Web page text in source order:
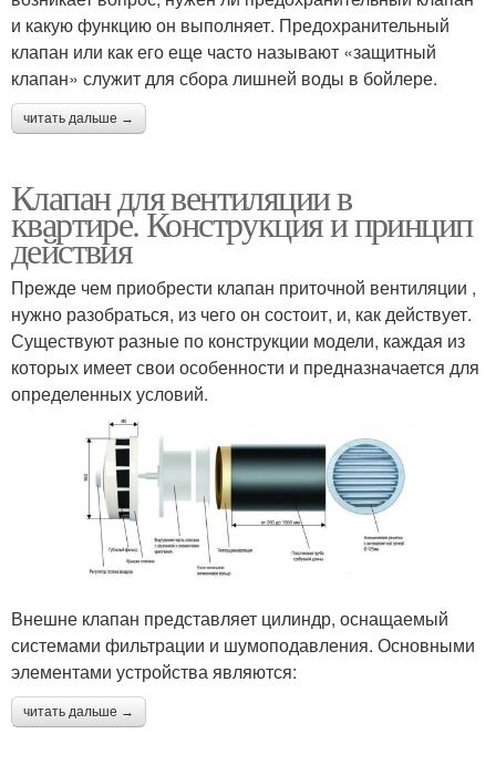
и какую функцию он выполняет. Предохранительный
клапан или как его еще часто называют «защитный
клапан» служит для сбора лишней воды в бойлере.
читать дальше →
Клапан для вентиляции в
квартире. Конструкция и принцип
действия
Прежде чем приобрести клапан приточной вентиляции ,
нужно разобраться, из чего он состоит, и, как действует.
Существуют разные по конструкции модели, каждая из
которых имеет свои особенности и предназначается для
определенных условий.
Внешне клапан представляет цилиндр, оснащаемый
системами фильтрации и шумоподавления. Основными
элементами устройства являются:
читать дальше →